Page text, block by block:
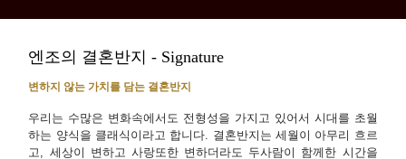
엔조의 결혼반지 - Signature
변하지 않는 가치를 담는 결혼반지
우리는 수많은 변화속에서도 전형성을 가지고 있어서 시대를 초월
하는 양식을 클래식이라고 합니다. 결혼반지는 세월이 아무리 흐르
고, 세상이 변하고 사랑또한 변하더라도 두사람이 함께한 시간을